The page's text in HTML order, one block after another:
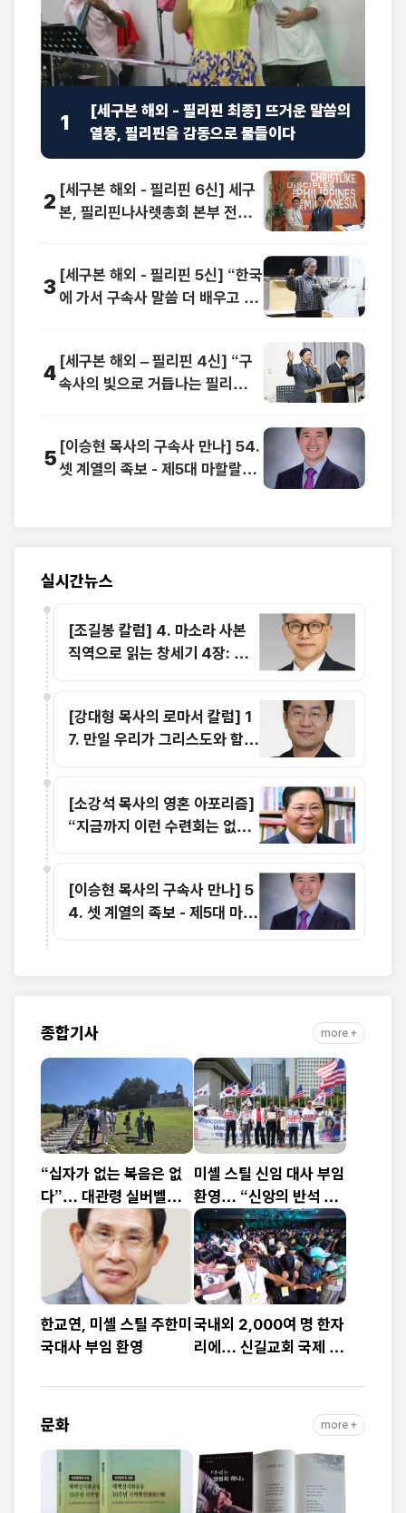
1
[세구본 해외 - 필리핀 최종] 뜨거운 말씀의
열풍, 필리핀을 감동으로 물들이다
2 [세구본 해외 - 필리핀 6신] 세구
본, 필리핀나사렛총회 본부 전격
3 [세구본 해외 - 필리핀 5신] “한국
에 가서 구속사 말씀 더 배우고 싶
4 [세구본 해외 – 필리핀 4신] “구
속사의 빛으로 거듭나는 필리
5 [이승현 목사의 구속사 만나] 54.
셋 계열의 족보 - 제5대 마할랄렐
실시간뉴스
[조길봉 칼럼] 4. 마소라 사본
직역으로 읽는 창세기 4장: 죄
의 웅크림과 에핳의 이름을 부르
[강대형 목사의 로마서 칼럼] 1
7. 만일 우리가 그리스도와 함께
[소강석 목사의 영혼 아포리즘]
“지금까지 이런 수련회는 없었
[이승현 목사의 구속사 만나] 5
4. 셋 계열의 족보 - 제5대 마할
종합기사 more +
“십자가 없는 복음은 없
다”… 대관령 실버벨교
회 김은호 목사 특별초청
미셸 스틸 신임 대사 부임
환영… “신앙의 반석 위
에 한미동맹 새 도약 기
대”
한교연, 미셸 스틸 주한미
국대사 부임 환영
국내외 2,000여 명 한자
리에… 신길교회 국제 청
성료
문화 more +